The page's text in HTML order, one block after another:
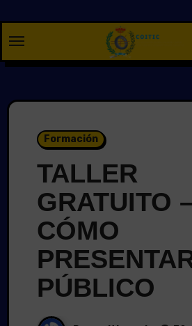
contenido
Formación
TALLER
GRATUITO
CÓMO
PÚBLICO